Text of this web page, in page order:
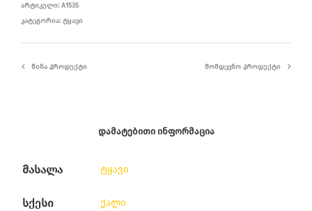
ᲐᲠᲢᲘᲙᲣᲚᲘ: A1535
ᲙᲐᲢᲔᲒᲝᲠᲘᲐ: ᲢᲧᲐᲕᲘ
ᲬᲘᲜᲐ ᲞᲠᲝᲓᲣᲥᲢᲘ ᲛᲝᲛᲓᲔᲕᲜᲝ ᲞᲠᲝᲓᲣᲥᲢᲘ
ᲓᲐᲛᲐᲢᲔᲑᲘᲗᲘ ᲘᲜᲤᲝᲠᲛᲐᲪᲘᲐ
მასალა ტყავი
სქესი ქალი